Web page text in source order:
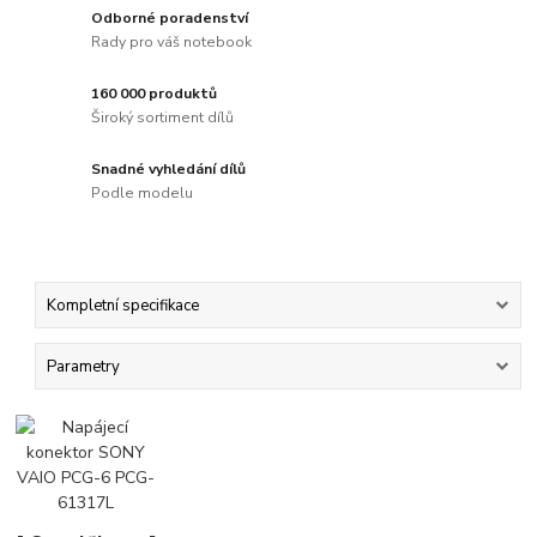
Odborné poradenství
Rady pro váš notebook
160 000 produktů
Široký sortiment dílů
Snadné vyhledání dílů
Podle modelu
Kompletní specifikace
Parametry